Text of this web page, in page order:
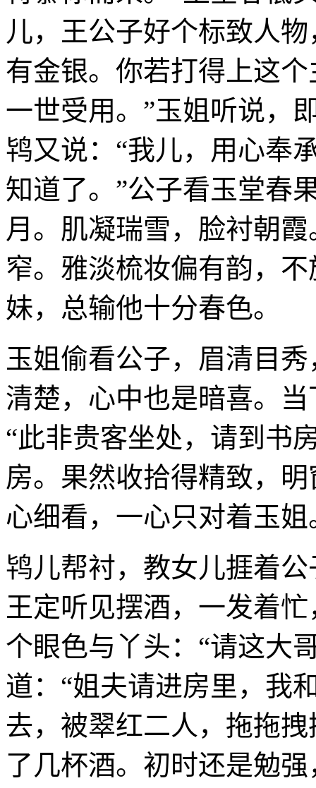
儿，王公子好个标致人
有金银。你若打得上这
一世受用。”玉姐听说，
鸨又说：“我儿，用心奉
知道了。”公子看玉堂春
月。肌凝瑞雪，脸衬朝
窄。雅淡梳妆偏有韵，
妹，总输他十分春色。
玉姐偷看公子，眉清目
清楚，心中也是暗喜。
“此非贵客坐处，请到书
房。果然收拾得精致，
心细看，一心只对着玉姐
鸨儿帮衬，教女儿捱着
王定听见摆酒，一发着
个眼色与丫头：“请这大
道：“姐夫请进房里，我
去，被翠红二人，拖拖
了几杯酒。初时还是勉